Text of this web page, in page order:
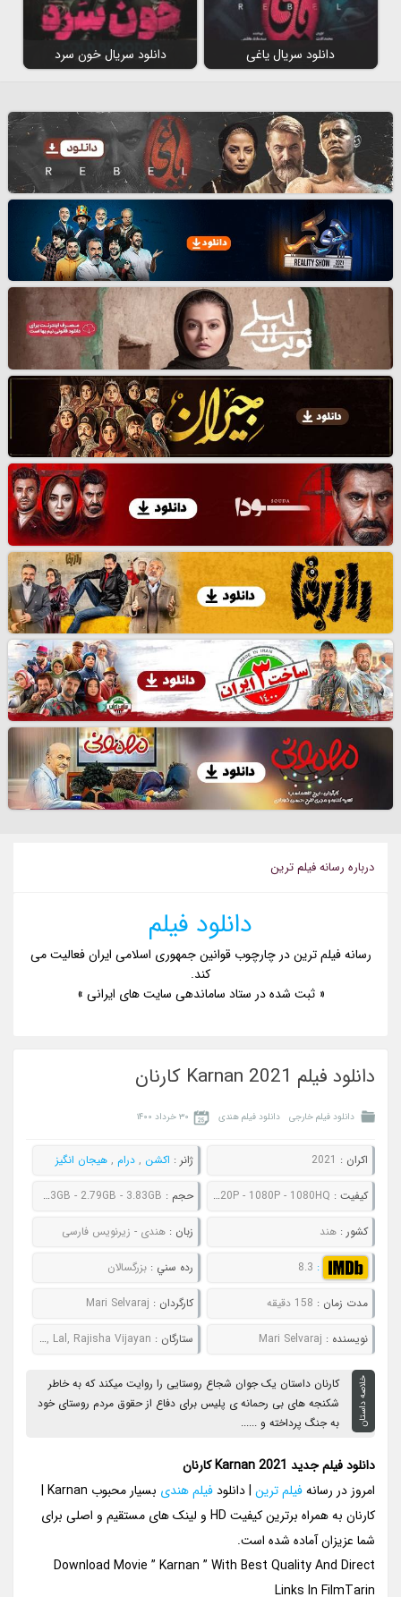
دانلود سریال یاغی دانلود سریال خون سرد
درباره رسانه فيلم ترين
دانلود فیلم
رسانه فیلم ترین در چارچوب قوانین جمهوری اسلامی ایران فعالیت می
کند.
« ثبت شده در ستاد ساماندهی سایت های ایرانی »
دانلود فیلم Karnan 2021 کارنان
دانلود فیلم خارجی دانلود فیلم هندی ۳۰ خرداد ۱۴۰۰
اکران : 2021 ژانر : اکشن , درام , هیجان انگیز
کيفيت : 480P - 720P - 1080P - 1080HQ حجم : 1002MB - 1.43GB - 2.79GB - 3.83GB
کشور :هند زبان : هندی - زیرنویس فارسی
:
8.3 رده سني : بزرگسالان
مدت زمان : 158 دقیقه کارگردان : Mari Selvaraj
نويسنده : Mari Selvaraj ستارگان : Dhanush, Lal, Rajisha Vijayan
خلاصه داستان
کارنان داستان یک جوان شجاع روستایی را روایت میکند که به خاطر
شکنجه های بی رحمانه ی پلیس برای دفاع از حقوق مردم روستای خود
به جنگ پرداخته و ......
دانلود فیلم جدید Karnan 2021 کارنان
امروز در رسانهفیلم ترین | دانلودفیلم هندی
بسیار محبوب Karnan |
کارنان به همراه برترین کیفیت HD و لینک های مستقیم و اصلی برای
شما عزیزان آماده شده است.
Download Movie ” Karnan ” With Best Quality And Direct
Links In FilmTarin